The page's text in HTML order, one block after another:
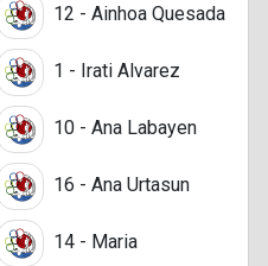
12 - Ainhoa Quesada
1 - Irati Alvarez
10 - Ana Labayen
16 - Ana Urtasun
14 - Maria